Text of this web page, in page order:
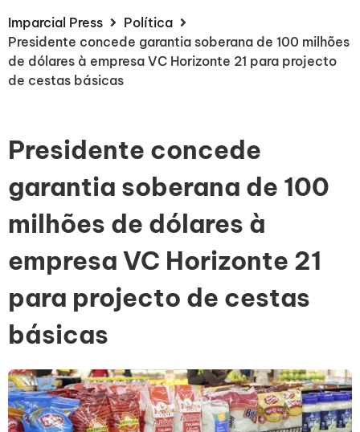
Imparcial Press
Política
Presidente concede garantia soberana de 100 milhões
de dólares à empresa VC Horizonte 21 para projecto
de cestas básicas
Presidente concede
garantia soberana de 100
milhões de dólares à
empresa VC Horizonte 21
para projecto de cestas
básicas